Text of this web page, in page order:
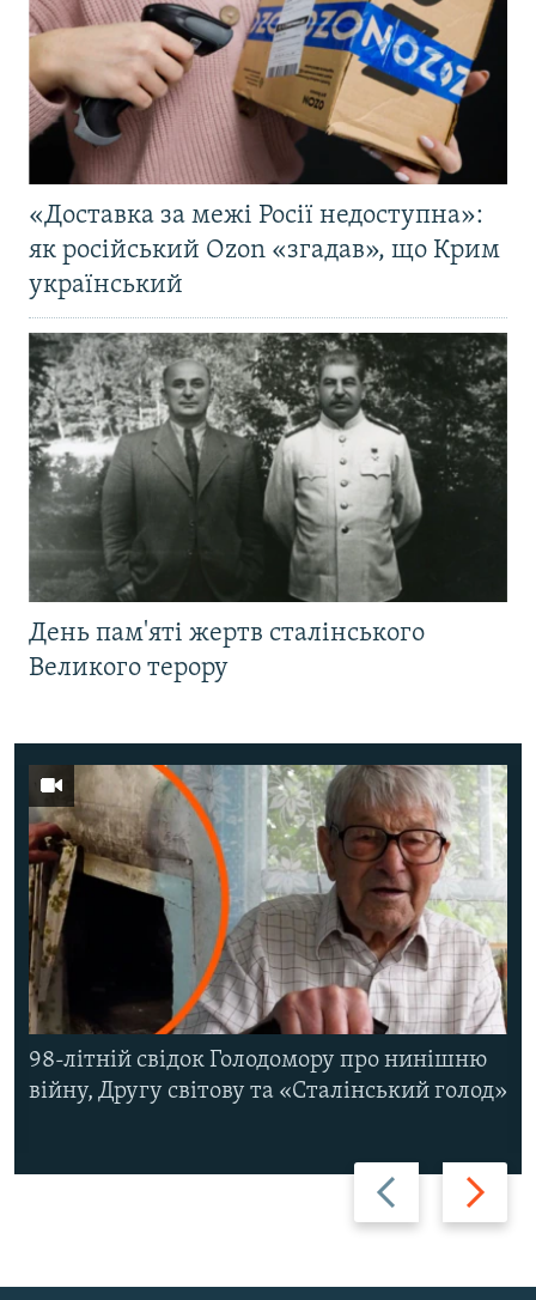
«Доставка за межі Росії недоступна»:
як російський Ozon «згадав», що Крим
український
День пам'яті жертв сталінського
Великого терору
Назад Вперед
98-літній свідок Голодомору про нинішню
війну, Другу світову та «Сталінський голод»